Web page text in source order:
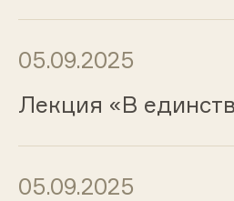
05.09.2025
Лекция «В
05.09.2025